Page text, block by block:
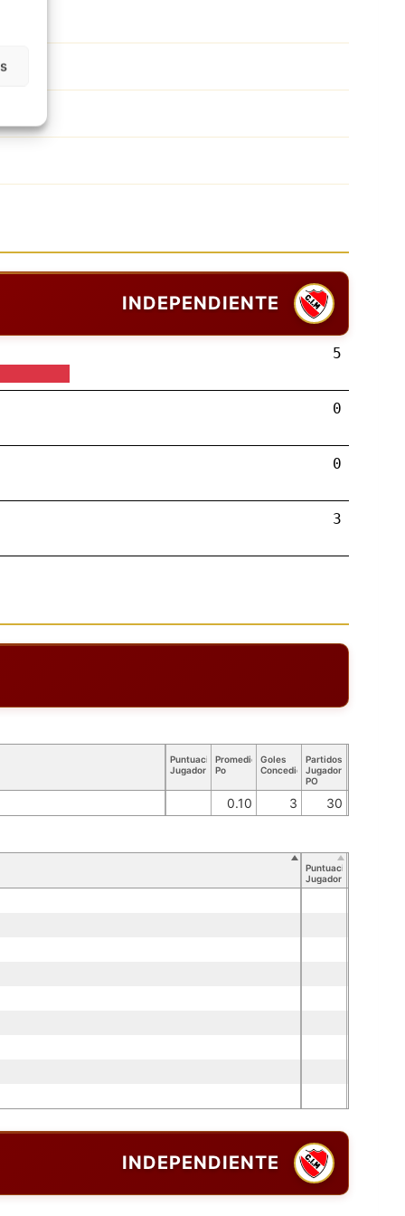
INDEPENDIENTE
5
0
0
3
Puntuación
Jugador
Promedio
Po
Goles
Concedidos
Partidos
Jugador
PO
0.10 3 30
Puntuación
Jugador
INDEPENDIENTE